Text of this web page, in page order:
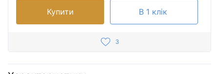
Купити В 1 клік
3